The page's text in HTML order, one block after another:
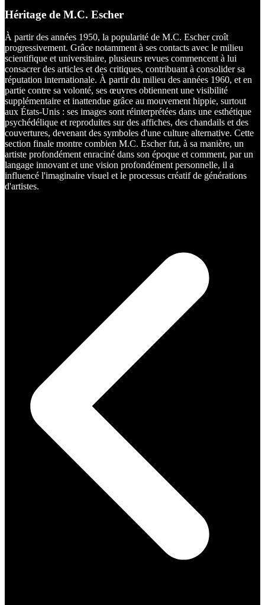
Héritage de M.C. Escher
À partir des années 1950, la popularité de M.C. Escher croît
progressivement. Grâce notamment à ses contacts avec le milieu
scientifique et universitaire, plusieurs revues commencent à lui
consacrer des articles et des critiques, contribuant à consolider sa
réputation internationale. À partir du milieu des années 1960, et en
partie contre sa volonté, ses œuvres obtiennent une visibilité
supplémentaire et inattendue grâce au mouvement hippie, surtout
aux États-Unis : ses images sont réinterprétées dans une esthétique
psychédélique et reproduites sur des affiches, des chandails et des
couvertures, devenant des symboles d'une culture alternative. Cette
section finale montre combien M.C. Escher fut, à sa manière, un
artiste profondément enraciné dans son époque et comment, par un
langage innovant et une vision profondément personnelle, il a
influencé l'imaginaire visuel et le processus créatif de générations
d'artistes.